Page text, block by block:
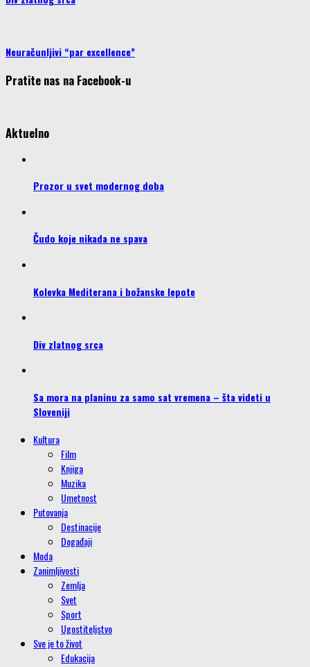
Neuračunljivi “par excellence”
Pratite nas na Facebook-u
Aktuelno
Prozor u svet modernog doba
Čudo koje nikada ne spava
Kolevka Mediterana i božanske lepote
Div zlatnog srca
Sa mora na planinu za samo sat vremena – šta videti u
Sloveniji
Kultura
Film
Knjiga
Muzika
Umetnost
Putovanja
Destinacije
Događaji
Moda
Zanimljivosti
Zemlja
Svet
Sport
Ugostiteljstvo
Sve je to život
Edukacija